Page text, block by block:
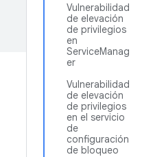
Vulnerabilidad
de elevación
de privilegios
en
ServiceManag
er
Vulnerabilidad
de elevación
de privilegios
en el servicio
de
configuración
de bloqueo